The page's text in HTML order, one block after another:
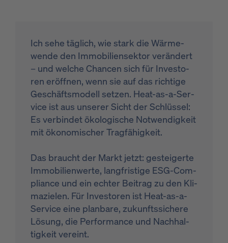
Ich sehe täg­lich, wie stark die Wär­me­
wen­de den Im­mo­bi­li­en­sek­tor ver­än­dert
– und wel­che Chan­cen sich für In­ves­to­
ren er­öff­nen, wenn sie auf das rich­ti­ge
Ge­schäfts­mo­dell set­zen. Heat-as-a-Ser­
vice ist aus un­se­rer Sicht der Schlüs­sel:
Es ver­bin­det öko­lo­gi­sche Not­wen­dig­keit
mit öko­no­mi­scher Trag­fä­hig­keit.
Das braucht der Markt jetzt: ge­stei­ger­te
Im­mo­bi­li­en­wer­te, lang­fris­ti­ge ESG-Com­
pli­an­ce und ein ech­ter Bei­trag zu den Kli­
ma­zie­len. Für In­ves­to­ren ist Heat-as-a-
Ser­vice eine plan­ba­re, zu­kunfts­si­che­re
Lö­sung, die Per­for­mance und Nach­hal­
tig­keit ver­eint.